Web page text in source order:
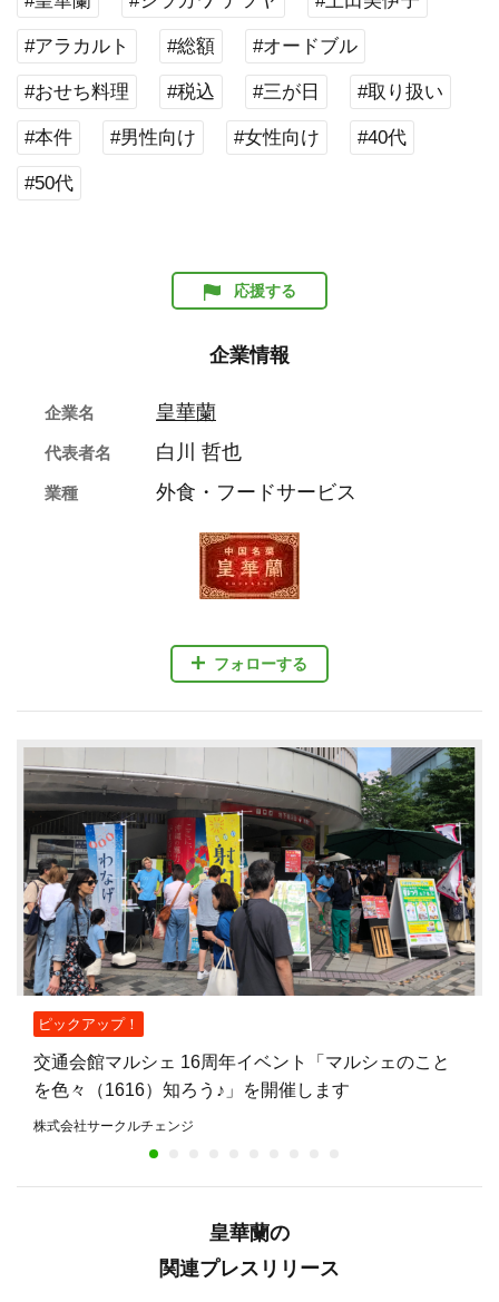
#アラカルト #総額 #オードブル
#おせち料理 #税込 #三が日 #取り扱い
#本件 #男性向け #女性向け #40代
#50代
応援する
企業情報
フォローする
企業名 皇華蘭
代表者名 白川 哲也
業種 外食・フードサービス
ピックアップ！
交通会館マルシェ 16周年イベント「マルシェのこと
を色々（1616）知ろう♪」を開催します
株式会社サークルチェンジ
皇華蘭の
関連プレスリリース